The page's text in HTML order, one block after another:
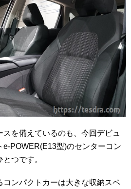
を備えているのも、今回デビュ
e-POWER(E13型)のセンターコン
つです。
コンパクトカーは大きな収納スペ